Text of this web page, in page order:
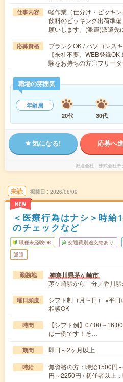
仕事内容
軽作業（仕分け・ピッキン
飲料のピッキング出荷準
願いします。(派遣)派遣
応募資格
ブランクOK / パソコンス
【来社不要、WEB登録
験をお持ちの方〇フリー
職場の雰囲気
年齢層
20代
30代
気になる! 応募へ
派遣会社 株式会社テ
未読
NEW
掲載日 2026/08/09
＜医療行為はナシ＞時給
のチェックなど
職種未経験OK 交通費別途支給あり
派遣
勤務地 神奈川県茅ヶ崎市
茅ケ崎駅から---分／香川
曜日頻度
シフト制（月～日） ※平
相談OK
時間
【シフト例】07:00～
は一例です！そ…
期間 即日～2ヶ月以上
時給
無資格の方：時給1500円
円～2250円 / 初任者以上